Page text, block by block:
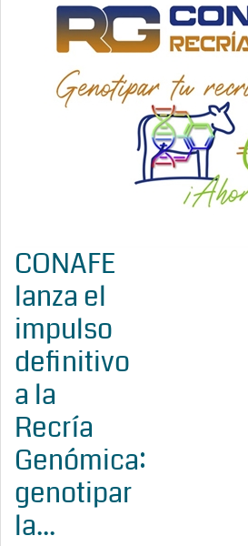
CONAFE
lanza el
impulso
definitivo
a la
Recría
Genómica:
genotipar
la...